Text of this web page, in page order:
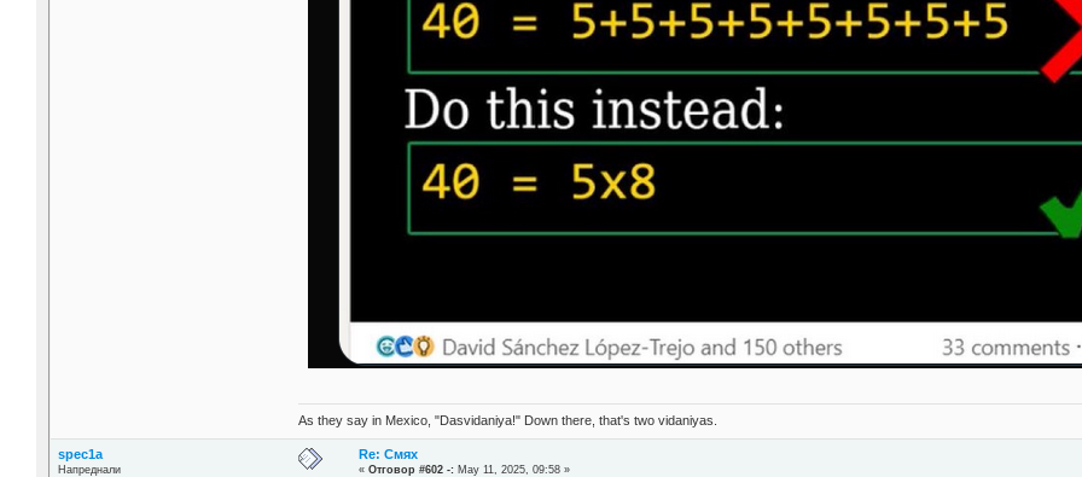
As they say in Mexico, "Dasvidaniya!" Down there, that's two vidaniyas.
spec1a
Напреднали
Re: Смях
«Отговор #602 -: May 11, 2025, 09:58 »